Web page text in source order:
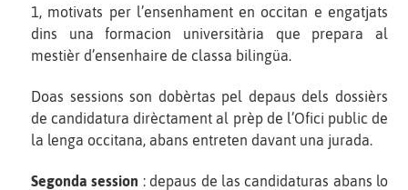
1, motivats per l’ensenhament en occitan e engatjats
dins una formacion universitària que prepara al
mestièr d’ensenhaire de classa bilingüa.
Doas sessions son dobèrtas pel depaus dels dossièrs
de candidatura dirèctament al prèp de l’Ofici public de
la lenga occitana, abans entreten davant una jurada.
Segonda session : depaus de las candidaturas abans lo